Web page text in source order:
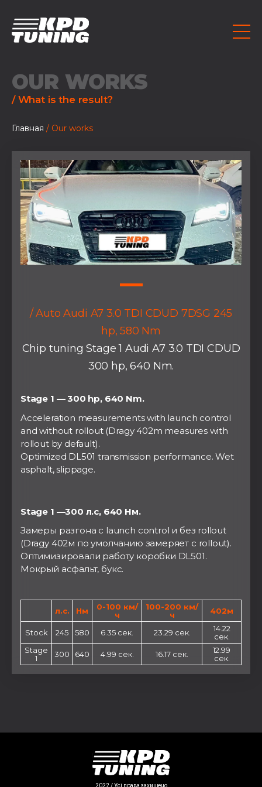
OUR WORKS
/ What is the result?
Главная / Our works
/ Auto Audi A7 3.0 TDI CDUD 7DSG 245
hp, 580 Nm
Chip tuning Stage 1 Audi A7 3.0 TDI CDUD
300 hp, 640 Nm.
Stage 1 — 300 hp, 640 Nm.
Acceleration measurements with launch control
and without rollout (Dragy 402m measures with
rollout by default).
Optimized DL501 transmission performance. Wet
asphalt, slippage.
Stage 1 —300 л.с, 640 Нм.
Замеры разгона с launch control и без rollout
(Dragy 402м по умолчанию замеряет с rollout).
Оптимизировали работу коробки DL501.
Мокрый асфальт, букс.
л.с. Нм
0-100 км/
ч
100-200 км/
ч
402м
Stock 245 580 6.35 сек. 23.29 сек.
14.22
сек.
Stage
1
300 640 4.99 сек. 16.17 сек.
12.99
сек.
2022 / Усі права захищено